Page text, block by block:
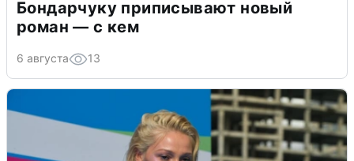
Бондарчуку приписывают новый
роман — с кем
6 августа 13